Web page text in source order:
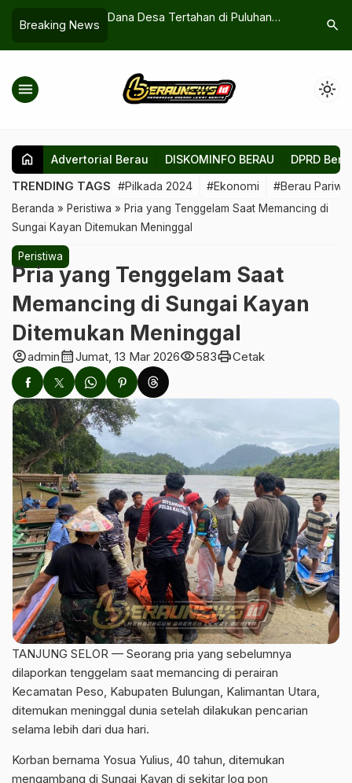
Breaking News
pada 2027
Dana Desa Tertahan di Puluhan
Disebut Belum Bisa Komputer
Teknis
search
menu light_mode
home Advertorial Berau DISKOMINFO BERAU DPRD
TRENDING TAGS #Pilkada 2024 #Ekonomi #Berau
Beranda » Peristiwa » Pria yang Tenggelam Saat Memancing di
Sungai Kayan Ditemukan Meninggal
Peristiwa
Pria yang Tenggelam Saat
Memancing di Sungai Kayan
Ditemukan Meninggal
account_circleadmincalendar_monthJumat, 13 Mar 2026visibility583printCetak
TANJUNG SELOR — Seorang pria yang sebelumnya
dilaporkan tenggelam saat memancing di perairan
Kecamatan Peso, Kabupaten Bulungan, Kalimantan Utara,
ditemukan meninggal dunia setelah dilakukan pencarian
selama lebih dari dua hari.
Korban bernama Yosua Yulius, 40 tahun, ditemukan
mengambang di Sungai Kayan di sekitar log pon